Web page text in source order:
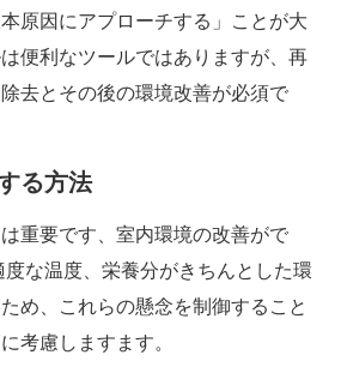
原因にアプローチする」ことが大
便利なツールではありますが、再
去とその後の環境改善が必須で
る方法
重要です、室内環境の改善がで
な温度、栄養分がきちんとした環
め、これらの懸念を制御すること
考慮しますます。